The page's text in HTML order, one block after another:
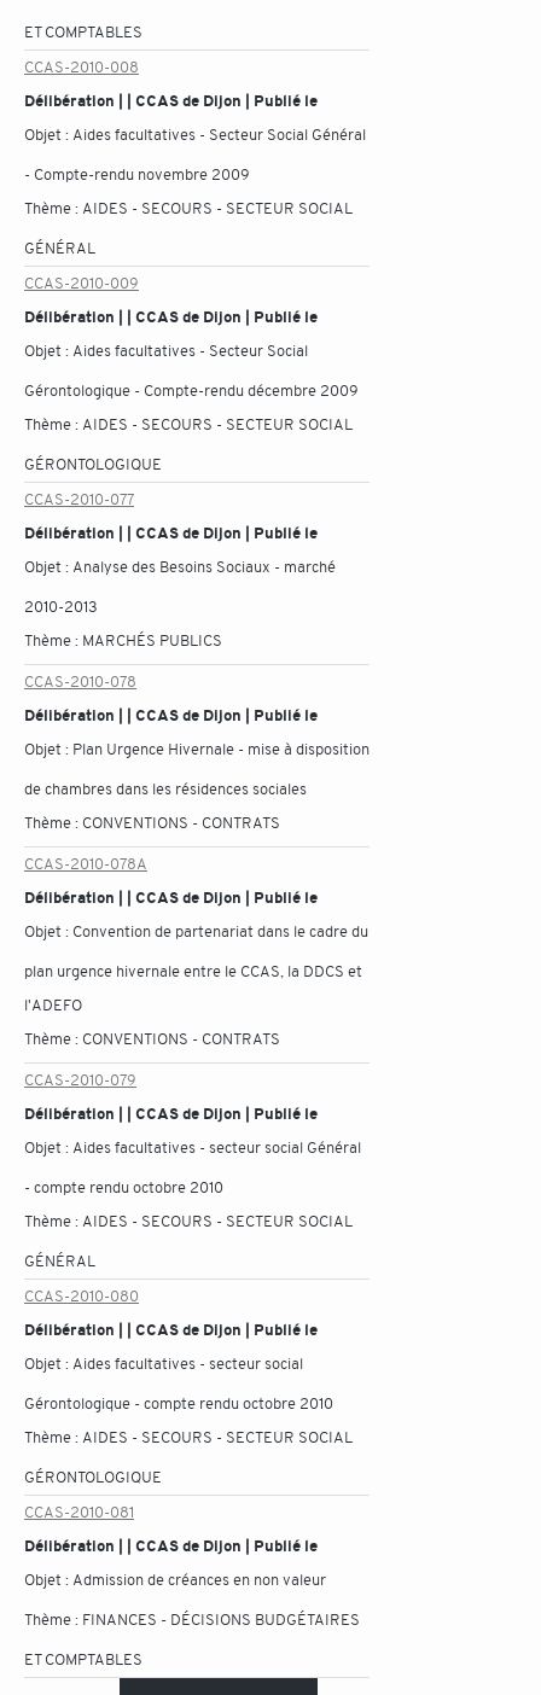
ET COMPTABLES
CCAS-2010-008
Délibération | | CCAS de Dijon | Publié le
Objet : Aides facultatives - Secteur Social Général
- Compte-rendu novembre 2009
Thème : AIDES - SECOURS - SECTEUR SOCIAL
GÉNÉRAL
CCAS-2010-009
Délibération | | CCAS de Dijon | Publié le
Objet : Aides facultatives - Secteur Social
Gérontologique - Compte-rendu décembre 2009
Thème : AIDES - SECOURS - SECTEUR SOCIAL
GÉRONTOLOGIQUE
CCAS-2010-077
Délibération | | CCAS de Dijon | Publié le
Objet : Analyse des Besoins Sociaux - marché
2010-2013
Thème : MARCHÉS PUBLICS
CCAS-2010-078
Délibération | | CCAS de Dijon | Publié le
Objet : Plan Urgence Hivernale - mise à disposition
de chambres dans les résidences sociales
Thème : CONVENTIONS - CONTRATS
CCAS-2010-078A
Délibération | | CCAS de Dijon | Publié le
Objet : Convention de partenariat dans le cadre du
plan urgence hivernale entre le CCAS, la DDCS et
l'ADEFO
Thème : CONVENTIONS - CONTRATS
CCAS-2010-079
Délibération | | CCAS de Dijon | Publié le
Objet : Aides facultatives - secteur social Général
- compte rendu octobre 2010
Thème : AIDES - SECOURS - SECTEUR SOCIAL
GÉNÉRAL
CCAS-2010-080
Délibération | | CCAS de Dijon | Publié le
Objet : Aides facultatives - secteur social
Gérontologique - compte rendu octobre 2010
Thème : AIDES - SECOURS - SECTEUR SOCIAL
GÉRONTOLOGIQUE
CCAS-2010-081
Délibération | | CCAS de Dijon | Publié le
Objet : Admission de créances en non valeur
Thème : FINANCES - DÉCISIONS BUDGÉTAIRES
ET COMPTABLES